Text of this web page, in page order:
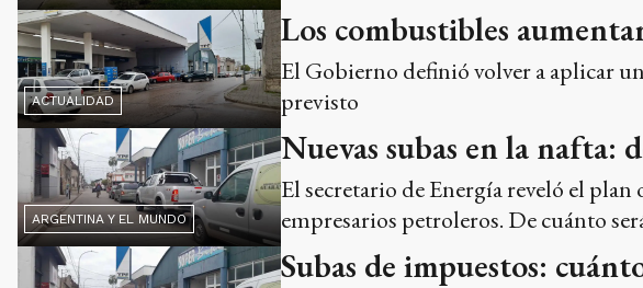
ACTUALIDAD
Los combustibles
El Gobierno definió volver a aplicar
previsto
ARGENTINA Y EL MUNDO
Nuevas subas en la nafta:
El secretario de Energía reveló el
empresarios petroleros. De cuánto
Subas de impuestos: